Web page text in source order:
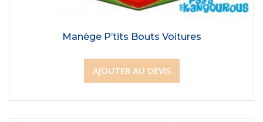
Manège P’tits Bouts Voitures
AJOUTER AU DEVIS